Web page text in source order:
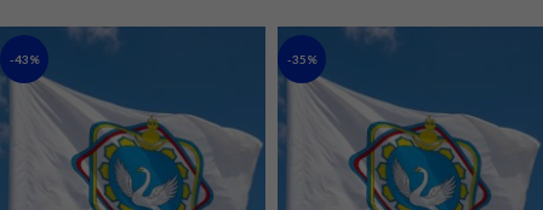
-43% -35%